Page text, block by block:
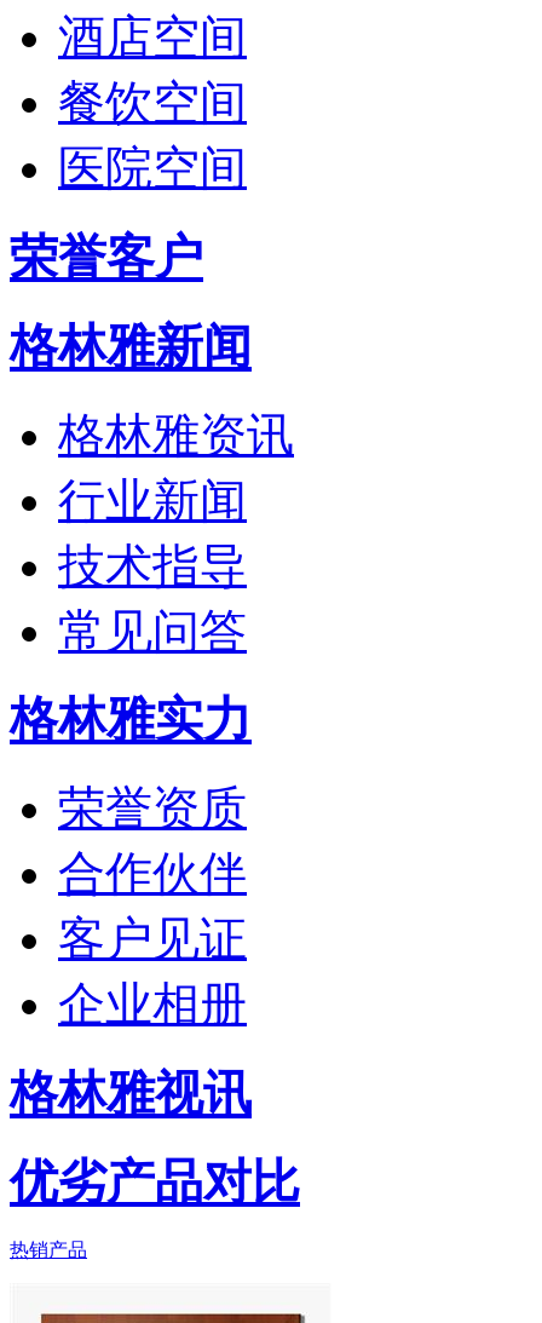
酒店空间
餐饮空间
医院空间
荣誉客户
格林雅新闻
格林雅资讯
行业新闻
技术指导
常见问答
格林雅实力
荣誉资质
合作伙伴
客户见证
企业相册
格林雅视讯
优劣产品对比
热销产品